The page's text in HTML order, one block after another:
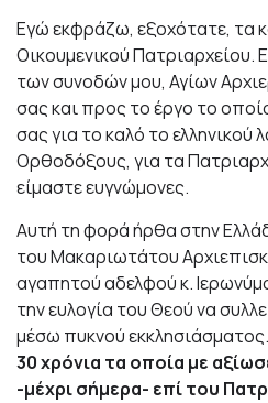
Εγώ εκφράζω, εξοχότατε, τα
Οικουμενικού
των συνοδών μου, Αγίων
σας και προς το έργο το
σας για το καλό το ελληνικού
Ορθοδόξους, για τα
είμαστε ευγνώμονες.
Αυτή τη φορά ήρθα στην
του Μακαριωτάτου
αγαπητού αδελφού κ.
την ευλογία του Θεού να
μέσω πυκνού
30 χρόνια τα οποία με
-μέχρι σήμερα- επί του